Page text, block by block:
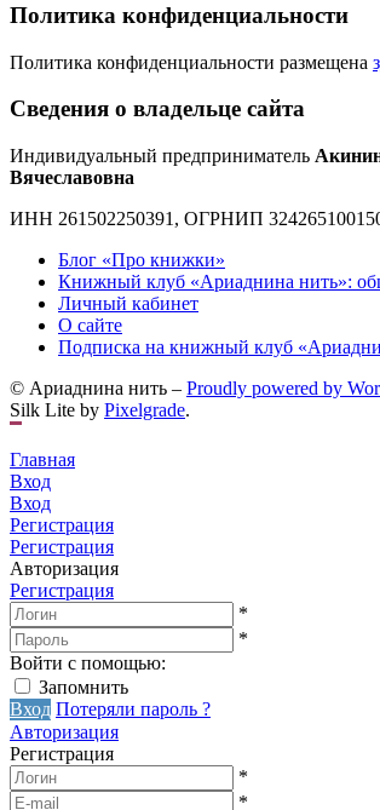
Политика конфиденциальности
Политика конфиденциальности размещена
Сведения о владельце сайта
Индивидуальный предприниматель
Вячеславовна
ИНН 261502250391, ОГРНИП
Блог «Про книжки»
Книжный клуб «Ариаднина нить»:
Личный кабинет
О сайте
Подписка на книжный клуб
© Ариаднина нить – Proudly powered by
Silk Lite by Pixelgrade.
Главная
Вход
Вход
Регистрация
Регистрация
Авторизация
Регистрация
*
*
Войти с помощью:
Запомнить
Вход Потеряли пароль ?
Авторизация
Регистрация
*
*